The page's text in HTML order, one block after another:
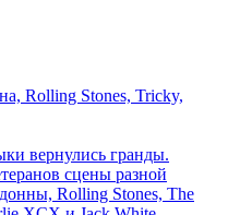
Rolling Stones, Tricky,
вернулись гранды.
сцены разной
Rolling Stones, The